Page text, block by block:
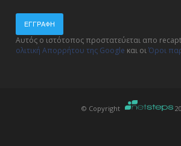
ΕΓΓΡΑΦΉ
Αυτός ο ιστότοπος προστατεύεται απο
ολιτική Απορρήτου της Google και οιΌροι
© Copyright